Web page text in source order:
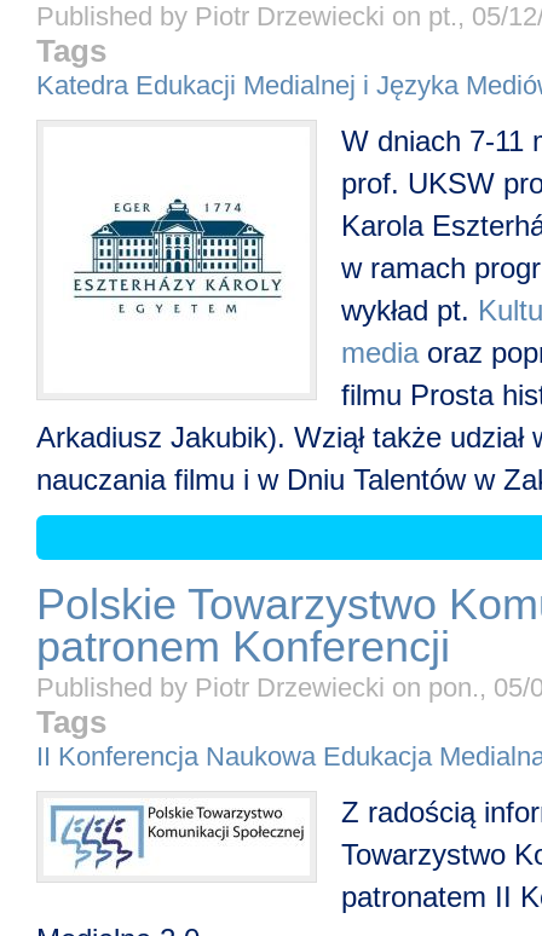
Published by Piotr Drzewiecki on pt., 05/
Tags
Katedra Edukacji Medialnej i Języka
W dniach 7-11
prof. UKSW
Karola
w ramach
wykład pt.
media oraz
filmu Prosta
Arkadiusz Jakubik). Wziął także
nauczania filmu i w Dniu Talentów w
Polskie Towarzystwo
patronem Konferencji
Published by Piotr Drzewiecki on pon., 05/
Tags
II Konferencja Naukowa Edukacja
Z radością
Towarzystwo
patronatem II